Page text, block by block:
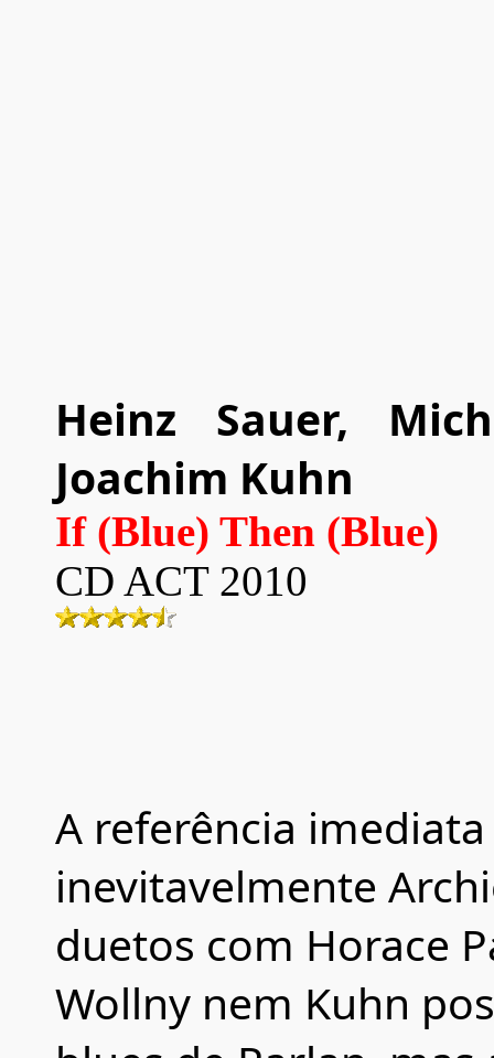
Heinz Sauer,
Joachim Kuhn
If (Blue) Then (Blue)
CD ACT 2010
A referência
inevitavelmente
duetos com Horace
Wollny nem Kuhn